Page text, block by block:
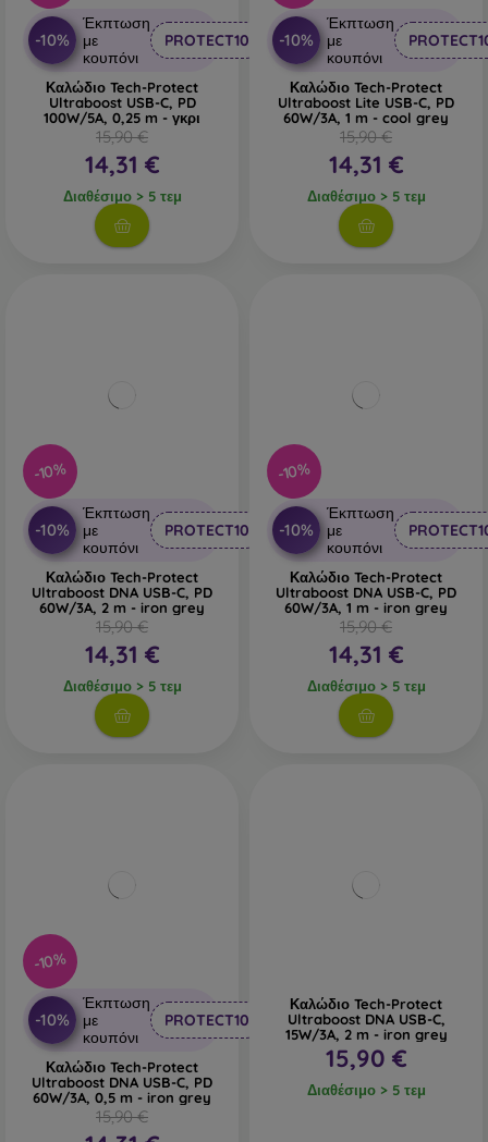
-10%
Έκπτωση
με
κουπόνι
PROTECT10
Καλώδιο Tech-Protect
Ultraboost USB-C, PD
100W/5A, 0,25 m - γκρι
15,90 €
14,31 €
Διαθέσιμο > 5 τεμ
-10%
Έκπτωση
με
κουπόνι
Καλώδιο Tech-Protect
Ultraboost Lite USB-C, PD
60W/3A, 1 m - cool grey
15,90 €
14,31 €
Διαθέσιμο > 5 τεμ
-10%
-10%
Έκπτωση
με
κουπόνι
PROTECT10
Καλώδιο Tech-Protect
Ultraboost DNA USB-C, PD
60W/3A, 2 m - iron grey
15,90 €
14,31 €
Διαθέσιμο > 5 τεμ
-10%
-10%
Έκπτωση
με
κουπόνι
Καλώδιο Tech-Protect
Ultraboost DNA USB-C, PD
60W/3A, 1 m - iron grey
15,90 €
14,31 €
Διαθέσιμο > 5 τεμ
-10%
-10%
Έκπτωση
με
κουπόνι
PROTECT10
Καλώδιο Tech-Protect
Ultraboost DNA USB-C, PD
60W/3A, 0,5 m - iron grey
15,90 €
Καλώδιο Tech-Protect
Ultraboost DNA USB-C,
15W/3A, 2 m - iron grey
15,90 €
Διαθέσιμο > 5 τεμ